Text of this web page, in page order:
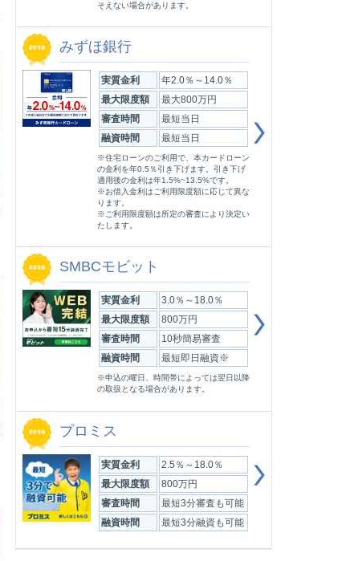
そえない場合があります。
みずほ銀行
実質金利 年2.0％～14.0％
最大限度額 最大800万円
審査時間 最短当日
融資時間 最短当日
※住宅ローンのご利用で、本カードローン
の金利を年0.5％引き下げます。引き下げ
適用後の金利は年1.5%~13.5%です。
※お借入金利はご利用限度額に応じて異な
ります。
※ご利用限度額は所定の審査により決定い
たします。
SMBCモビット
実質金利 3.0％～18.0％
最大限度額 800万円
審査時間 10秒簡易審査
融資時間 最短即日融資※
※申込の曜日、時間帯によっては翌日以降
の取扱となる場合があります。
プロミス
実質金利 2.5％～18.0％
最大限度額 800万円
審査時間 最短3分審査も可能
融資時間 最短3分融資も可能